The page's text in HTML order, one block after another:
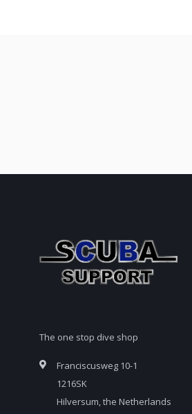
The one stop dive shop
Franciscusweg 10-1
1216SK
Hilversum, the Netherlands